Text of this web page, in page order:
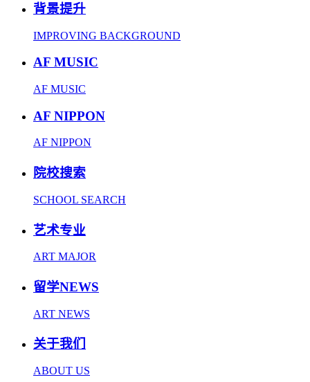
背景提升
IMPROVING BACKGROUND
AF MUSIC
AF MUSIC
AF NIPPON
AF NIPPON
院校搜索
SCHOOL SEARCH
艺术专业
ART MAJOR
留学NEWS
ART NEWS
关于我们
ABOUT US